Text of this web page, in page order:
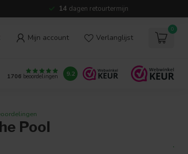
14 dagen retourtermijn
Mijn account Verlanglijst
0
1706 beoordelingen 9.2
Pool
.